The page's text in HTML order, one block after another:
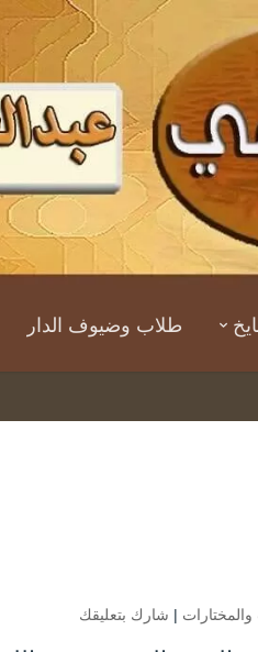
طلاب وضيوف الدار
| شارك بتعليقك